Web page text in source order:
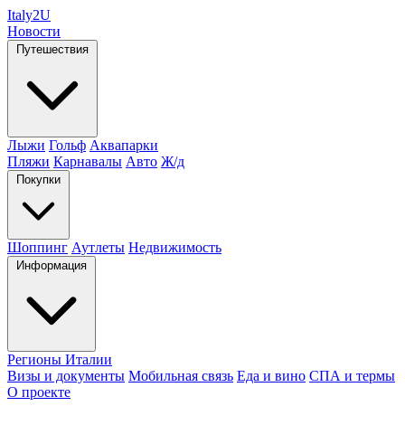
Italy2U
Новости
Путешествия
Лыжи Гольф Аквапарки
Пляжи Карнавалы Авто Ж/д
Покупки
Шоппинг Аутлеты Недвижимость
Информация
Регионы Италии
Визы и документы Мобильная связь Еда и вино СПА и термы
О проекте